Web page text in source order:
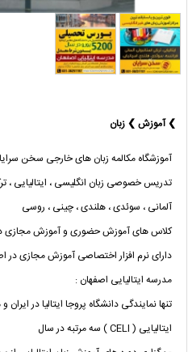
❯ آموزش ❯ زبان
آموزشگاه مکالمه زبان های خارجی سخن
تدریس خصوصی زبان انگلیسی ، ایتالیایی ،
آلمانی ، سوئدی ، هلندی ، چینی ، روسی
کلاس های آموزش حضوری و آموزش مجازی
دارای نرم افزار اختصاصی آموزش مجازی در
مدرسه ایتالیایی اصفهان :
تنها نمایندگی دانشگاه پروجا ایتالیا در ایران
ایتالیایی ( CELI ) سه مرتبه در سال